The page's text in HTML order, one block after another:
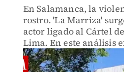
En Salamanca, la
rostro. 'La Marriza'
actor ligado al Cártel
Lima. En este análisis
quiénes son, por qué
significa su expansión.